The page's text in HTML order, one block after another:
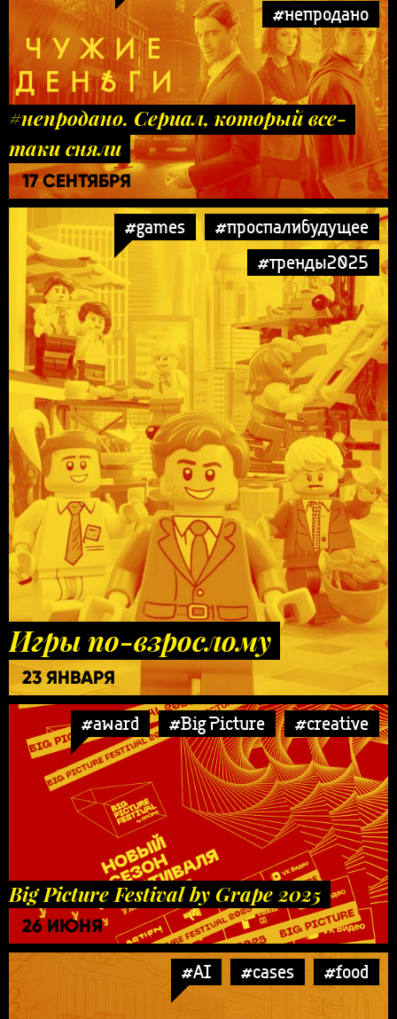
#непродано
#непродано. Сериал, который все-
таки сняли
17 СЕНТЯБРЯ
#games
#проспалибудущее
#тренды2025
Игры по-взрослому
23 ЯНВАРЯ
#award #Big Picture #creative
Big Picture Festival by Grape 2025
26 ИЮНЯ
#AI #cases #food